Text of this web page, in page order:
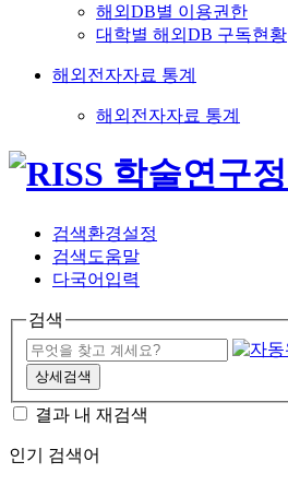
해외DB별 이용권한
대학별 해외DB 구독현황
해외전자자료 통계
해외전자자료 통계
검색환경설정
검색도움말
다국어입력
검색
상세검색
결과 내 재검색
인기 검색어